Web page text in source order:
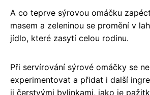
A co teprve sýrovou omáčku
masem a zeleninou se promění v
jídlo, které zasytí celou rodinu.
Při servírování sýrové omáčky se
experimentovat a přidat i další
ji čerstvými bylinkami, jako je